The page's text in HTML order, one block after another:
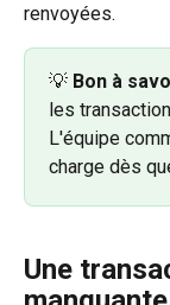
renvoyées.
💡 Bon à
les
L'équipe
charge dès
Une